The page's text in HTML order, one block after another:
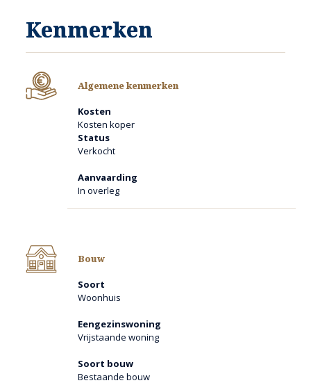
mogelijkheden.
en een berging/bijkeuken. onder het overdekte terras is
heerlijk vertoeven.
op de verdieping zijn 3 slaapkamers en de badkamer. er is
een vaste trap naar de ruime zolder met 4e slaapkamer.
op loopafstand van de basisschool en ruim opgezette
als lomm een vanzelfsprekendheid. de vele verenigingen
maken het mogelijk dat kinderen hun vrije tijd in eigen dorp
“de ravevennen liggen binnen handbereik. er zijn ook vele
fietsroutes.
de woning is ruim van opzet en uitstekend geïsoleerd.
Kenmerken
Algemene kenmerken
Kosten
Kosten koper
Status
Verkocht
Aanvaarding
In overleg
Bouw
Soort
Woonhuis
Eengezinswoning
Vrijstaande woning
Soort bouw
Bestaande bouw